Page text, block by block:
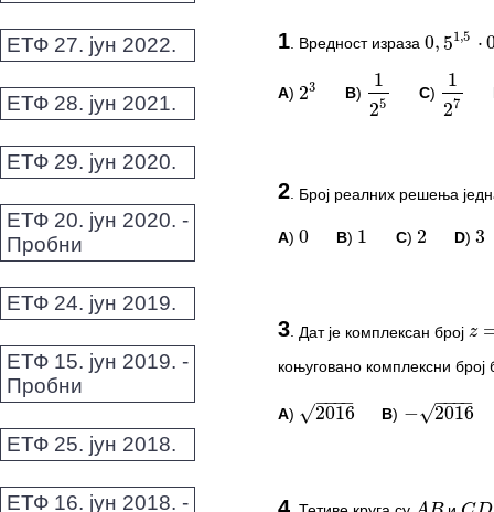
ЕТФ 27. јун 2022.
ЕТФ 28. јун 2021.
ЕТФ 29. јун 2020.
ЕТФ 20. јун 2020. -
Пробни
ЕТФ 24. јун 2019.
ЕТФ 15. јун 2019. -
Пробни
ЕТФ 25. јун 2018.
ЕТФ 16. јун 2018. -
1. Вредност израза 0,51,5⋅ 0
A) 23 B)
1
2 125 C)
1
2 127
2. Број реалних решења
A)
0
0 B)
1
1 C)
2
2 D)
3
3
Овај задатак нема
3. Дат је комплексан број z=
коњуговано комплексни број
A)
2016
− −
−−
√
2016 B)
− 2016
− −
−−
√
−2016
cm